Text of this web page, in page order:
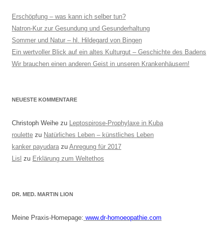
Erschöpfung – was kann ich selber tun?
Natron-Kur zur Gesundung und Gesunderhaltung
Sommer und Natur – hl. Hildegard von Bingen
Ein wertvoller Blick auf ein altes Kulturgut – Geschichte des Badens
Wir brauchen einen anderen Geist in unseren Krankenhäusern!
NEUESTE KOMMENTARE
Christoph Weihe zu Leptospirose-Prophylaxe in Kuba
roulette zu Natürliches Leben – künstliches Leben
kanker payudara zu Anregung für 2017
Lisl zu Erklärung zum Weltethos
DR. MED. MARTIN LION
Meine Praxis-Homepage: www.dr-homoeopathie.com